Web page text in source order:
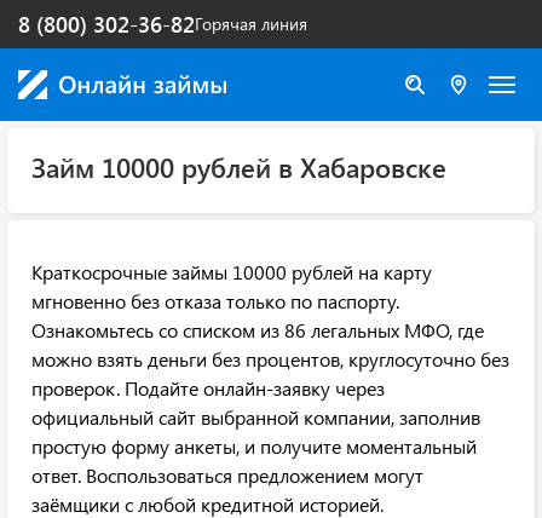
Горячая линия
8 (800) 302-36-82
Займ 10000 рублей в Хабаровске
Краткосрочные займы 10000 рублей на карту
мгновенно без отказа только по паспорту.
Ознакомьтесь со списком из 86 легальных МФО, где
можно взять деньги без процентов, круглосуточно без
проверок. Подайте онлайн-заявку через
официальный сайт выбранной компании, заполнив
простую форму анкеты, и получите моментальный
ответ. Воспользоваться предложением могут
заёмщики с любой кредитной историей.